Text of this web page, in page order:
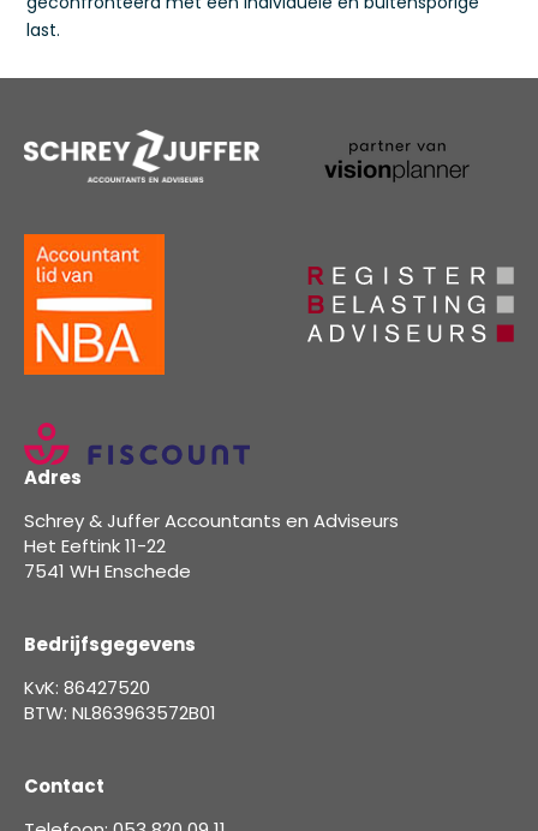
last.
Adres
Schrey & Juffer Accountants en Adviseurs
Het Eeftink 11-22
7541 WH Enschede
Bedrijfsgegevens
KvK: 86427520
BTW: NL863963572B01
Contact